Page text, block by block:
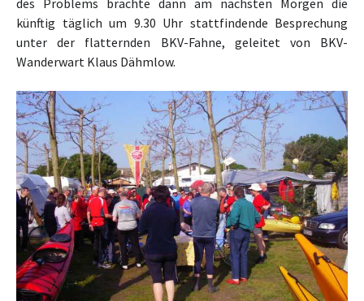
des Problems brachte dann am nächsten Morgen die
künftig täglich um 9.30 Uhr stattfindende Besprechung
unter der flatternden BKV-Fahne, geleitet von BKV-
Wanderwart Klaus Dähmlow.